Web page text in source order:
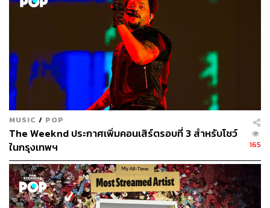
MUSIC / POP
The Weeknd ประกาศเพิ่มคอนเสิร์ตรอบที่ 3 สำหรับโชว์
ในกรุงเทพฯ
165